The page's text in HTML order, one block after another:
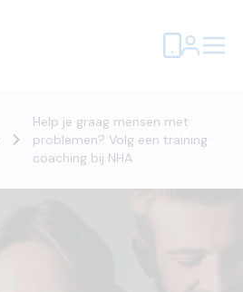
Help je graag mensen met
problemen? Volg een training
coaching bij NHA